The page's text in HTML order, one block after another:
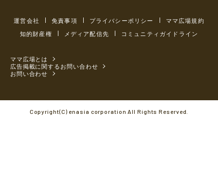
運営会社 免責事項 プライバシーポリシー
ママ広場規約
知的財産権
メディア配信先 コミュニティガイドライン
ママ広場とは
広告掲載に関するお問い合わせ
お問い合わせ
Copyright(C) enasia corporation All Rights Reserved.